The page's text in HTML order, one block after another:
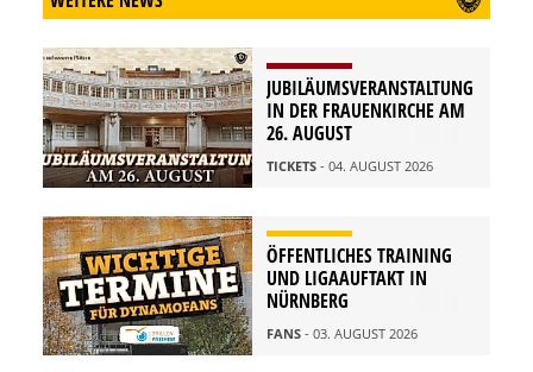
JUBILÄUMSVERANSTALTUNG
IN DER FRAUENKIRCHE AM
26. AUGUST
TICKETS - 04. AUGUST 2026
ÖFFENTLICHES TRAINING
UND LIGAAUFTAKT IN
NÜRNBERG
FANS - 03. AUGUST 2026